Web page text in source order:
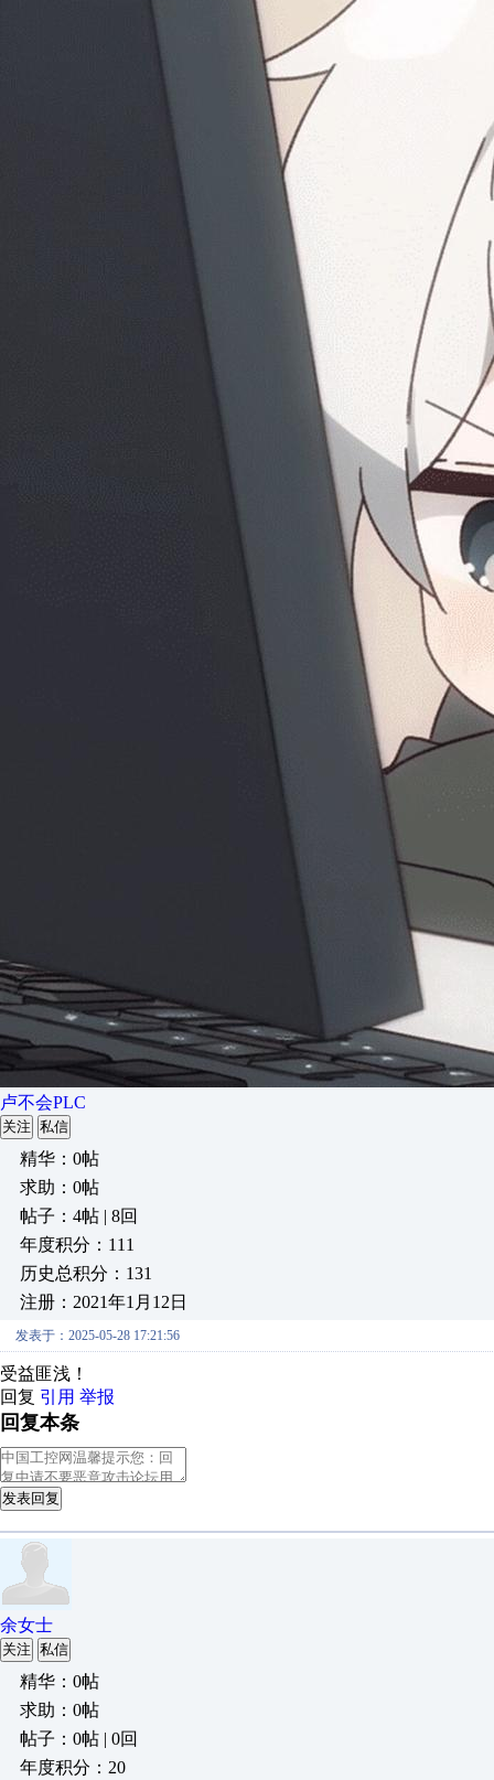
卢不会PLC
关注 私信
精华：0帖
求助：0帖
帖子：4帖 | 8回
年度积分：111
历史总积分：131
注册：2021年1月12日
发表于：2025-05-28 17:21:56
受益匪浅！
回复 引用 举报
回复本条
发表回复
余女士
关注 私信
精华：0帖
求助：0帖
帖子：0帖 | 0回
年度积分：20